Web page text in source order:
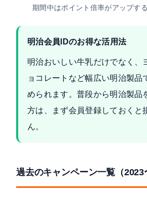
期間中はポイント倍率がアップす
明治会員IDのお得な活用法
明治おいしい牛乳だけでなく、
ョコレートなど幅広い明治製品
められます。普段から明治製品
方は、まず会員登録しておくと
ん。
過去のキャンペーン一覧（2023